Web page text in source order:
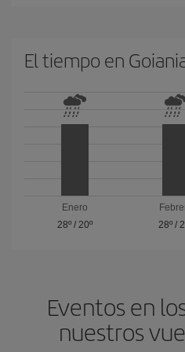
El tiempo en
Enero
28º/ 20º
28º/
Eventos en
nuestros